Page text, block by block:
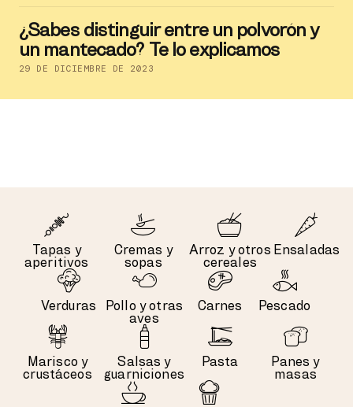
¿Sabes distinguir entre un polvorón y
un mantecado? Te lo explicamos
29 DE DICIEMBRE DE 2023
Tapas y
aperitivos
Cremas y
sopas
Arroz y otros
cereales
Ensaladas
Verduras
Pollo y otras
aves
Carnes Pescado
Marisco y
crustáceos
Salsas y
guarniciones
Pasta
Panes y
masas